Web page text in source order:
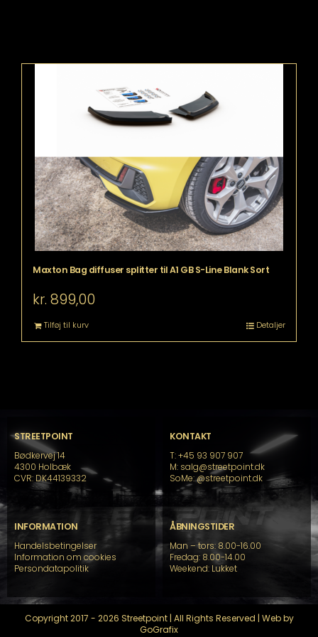
Maxton Bag diffuser splitter til A1 GB S-Line Blank Sort
kr. 899,00
Tilføj til kurv Detaljer
STREETPOINT
Bødkervej 14
4300 Holbæk
CVR: DK44139332
KONTAKT
T: +45 93 907 907
M: salg@streetpoint.dk
SoMe:@streetpoint.dk
INFORMATION
Handelsbetingelser
Information om cookies
Persondatapolitik
ÅBNINGSTIDER
Man – tors: 8.00-16.00
Fredag: 8.00-14.00
Weekend: Lukket
Copyright 2017 - 2026 Streetpoint | All Rights Reserved | Web by
GoGrafix